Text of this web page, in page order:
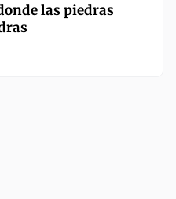
las piedras